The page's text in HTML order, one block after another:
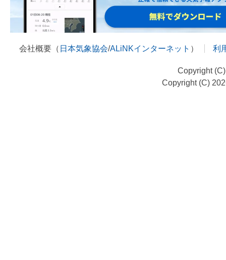
会社概要（ 日本気象協会/ALiNKインターネット ） 利
Copyright
Copyright (C)